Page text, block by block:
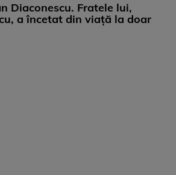
Diaconescu. Fratele lui,
a încetat din viață la doar